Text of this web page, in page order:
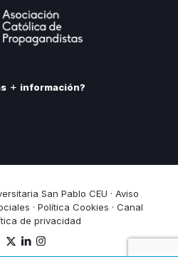
información?
San Pablo CEU · Aviso
· Política Cookies · Canal
de privacidad